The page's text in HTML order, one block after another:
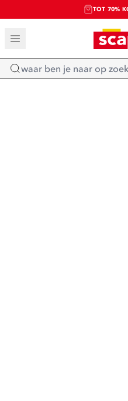
TOT 70%
SALE:
Home